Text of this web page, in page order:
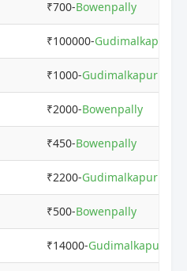
₹700-Bowenpally
₹100000-Gudimalkapur
₹1000-Gudimalkapur
₹2000-Bowenpally
₹450-Bowenpally
₹2200-Gudimalkapur
₹500-Bowenpally
₹14000-Gudimalkapur